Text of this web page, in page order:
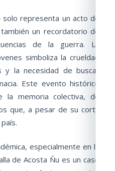
representa un acto de
un recordatorio de
de la guerra. La
simboliza la crueldad
la necesidad de buscar
Este evento histórico
la memoria colectiva, de
que, a pesar de su corta
especialmente en la
de Acosta Ñu es un caso